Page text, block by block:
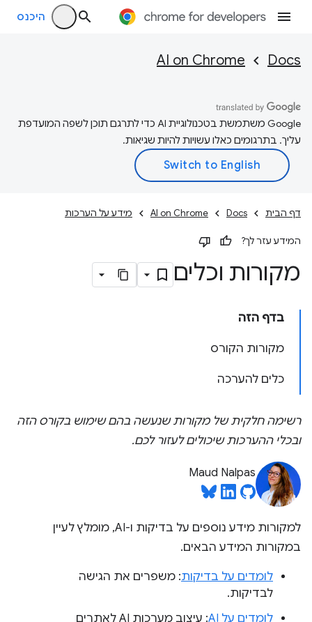
היכנס
Docs
AI on Chrome
‫Google משתמשת בטכנולוגיית AI כדי לתרגם תוכן לשפה המועדפת
עליך. בתרגומים כאלו עשויות להיות שגיאות.
דף הבית Docs
AI on Chrome מידע על הערכות
המידע עזר לך?
מקורות וכלים
בדף הזה
מקורות הקורס
כלים להערכה
רשימה חלקית של מקורות שנעשה בהם שימוש בקורס הזה
ובכלי ההערכות שיכולים לעזור לכם.
Maud Nalpas
למקורות מידע נוספים על בדיקות ו-AI, מומלץ לעיין
במקורות המידע הבאים.
לומדים על בדיקות: משפרים את הגישה
לבדיקות.
לומדים על AI
: עיצוב מערכות AI לאתרים